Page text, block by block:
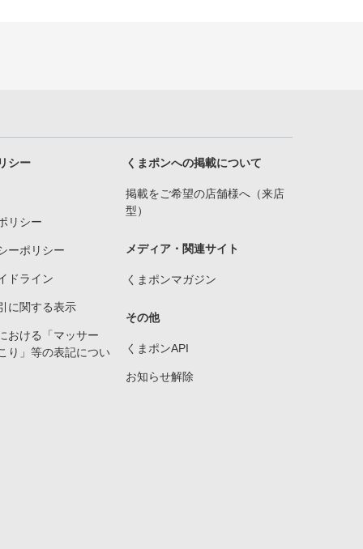
シー
リシー
ーポリシー
ドライン
に関する表示
おける「マッサー
り」等の表記につい
くまポンへの掲載について
掲載をご希望の店舗様へ（来店
型）
メディア・関連サイト
くまポンマガジン
その他
くまポンAPI
お知らせ解除